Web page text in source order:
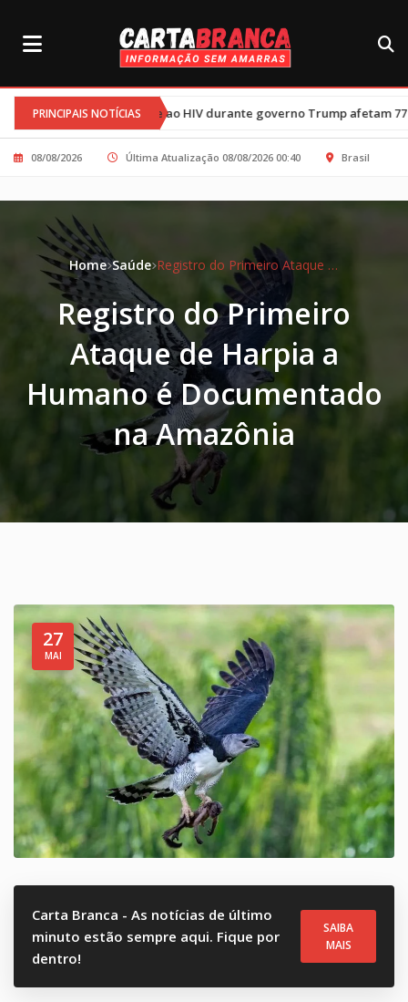
PRINCIPAIS NOTÍCIAS
combate ao HIV durante governo Trump afetam 77 mil crianças•
08/08/2026 Última Atualização 08/08/2026 00:40 Brasil
Home Saúde Registro do Primeiro Ataque de Harpia a Humano é Documentado na Amazônia
Registro do Primeiro
Ataque de Harpia a
Humano é Documentado
na Amazônia
27
MAI
Carta Branca - As notícias de último
minuto estão sempre aqui. Fique por
dentro!
SAIBA
MAIS